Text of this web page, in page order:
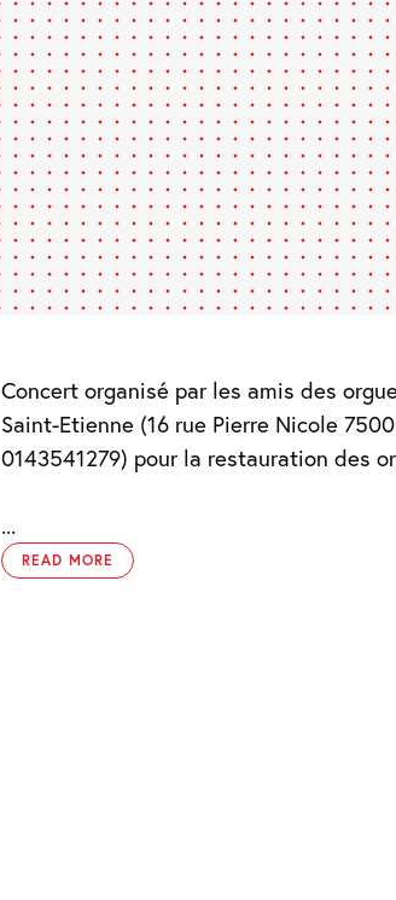
Concert organisé par les amis des
Saint-Etienne (16 rue Pierre Nicole
0143541279) pour la restauration des
...
READ MORE